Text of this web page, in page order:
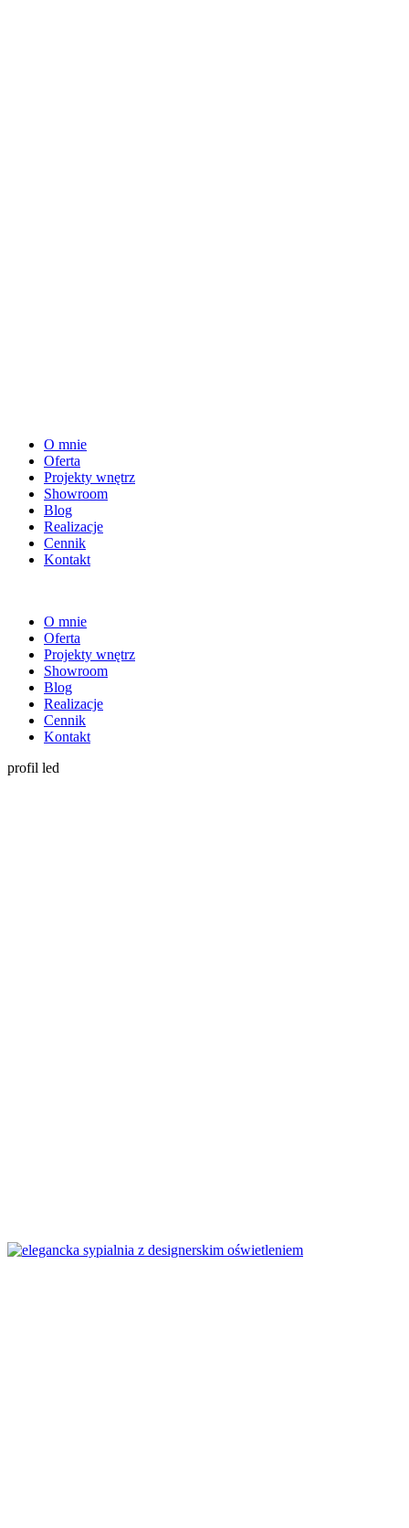
O mnie
Oferta
Projekty wnętrz
Showroom
Blog
Realizacje
Cennik
Kontakt
O mnie
Oferta
Projekty wnętrz
Showroom
Blog
Realizacje
Cennik
Kontakt
profil led